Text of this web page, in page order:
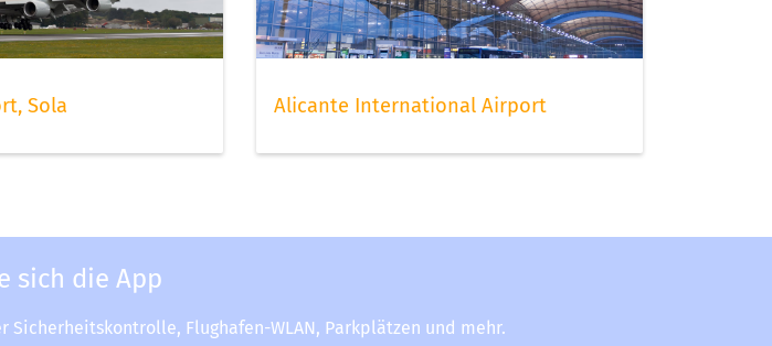
Sola Alicante International Airport
sich die App
Flughafen-WLAN, Parkplätzen und mehr.